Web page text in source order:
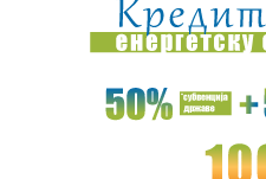
17:55:Nedović opisao
ga je na...
17:45:Preminula kraljica
rasplak...
Moto GP: